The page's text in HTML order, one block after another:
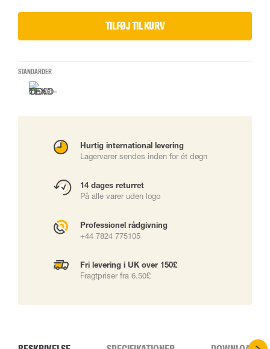
TILFØJ TIL KURV
STANDARDER
Hurtig international levering
Lagervarer sendes inden for ét døgn
14 dages returret
På alle varer uden logo
Professionel rådgivning
+44 7824 775105
Fri levering i UK over 150£
Fragtpriser fra 6.50£